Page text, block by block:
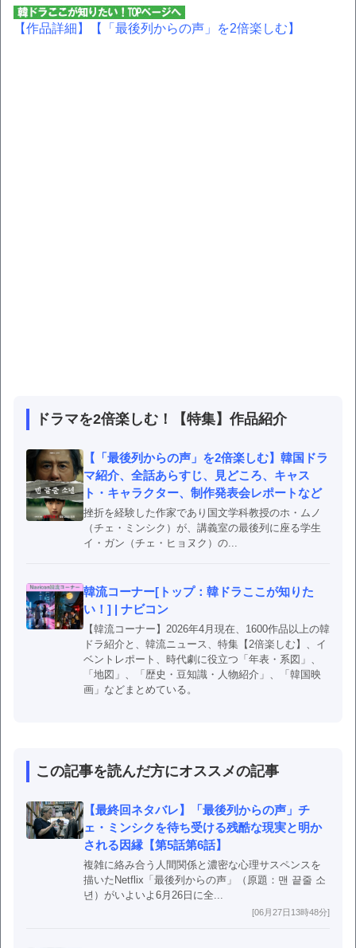
【作品詳細】 【「最後列からの声」を2倍楽しむ】
ドラマを2倍楽しむ！【特集】作品紹介
【「最後列からの声」を2倍楽しむ】韓国ドラ
マ紹介、全話あらすじ、見どころ、キャス
ト・キャラクター、制作発表会レポートなど
挫折を経験した作家であり国文学科教授のホ・ムノ
（チェ・ミンシク）が、講義室の最後列に座る学生
イ・ガン（チェ・ヒョヌク）の...
韓流コーナー[トップ：韓ドラここが知りた
い！] | ナビコン
【韓流コーナー】2026年4月現在、1600作品以上の韓
ドラ紹介と、韓流ニュース、特集【2倍楽しむ】、イ
ベントレポート、時代劇に役立つ「年表・系図」、
「地図」、「歴史・豆知識・人物紹介」、「韓国映
画」などまとめている。
この記事を読んだ方にオススメの記事
【最終回ネタバレ】「最後列からの声」チ
ェ・ミンシクを待ち受ける残酷な現実と明か
される因縁【第5話第6話】
複雑に絡み合う人間関係と濃密な心理サスペンスを
描いたNetflix「最後列からの声」（原題：맨 끝줄 소
년）がいよいよ6月26日に全...
[06月27日13時48分]